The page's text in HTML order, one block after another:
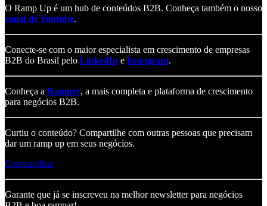
O Ramp Up é um hub de conteúdos B2B. Conheça também o nosso
canal de Youtube.
Conecte-se com o maior especialista em crescimento de empresas
B2B do Brasil pelo LinkedIn e Instagram.
Conheça a Ramper, a mais completa e plataforma de crescimento
para negócios B2B.
Curtiu o conteúdo? Compartilhe com outras pessoas que precisam
dar um ramp up em seus negócios.
Compartilhar
Garante que já se inscreveu na melhor newsletter para negócios